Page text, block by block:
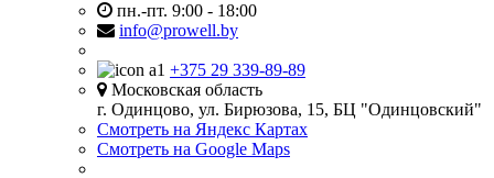
пн.-пт. 9:00 - 18:00
info@prowell.by
+375 29 339-89-89
Московская область
г. Одинцово, ул. Бирюзова, 15, БЦ "Одинцовский"
Смотреть на Яндекс Картах
Смотреть на Google Maps